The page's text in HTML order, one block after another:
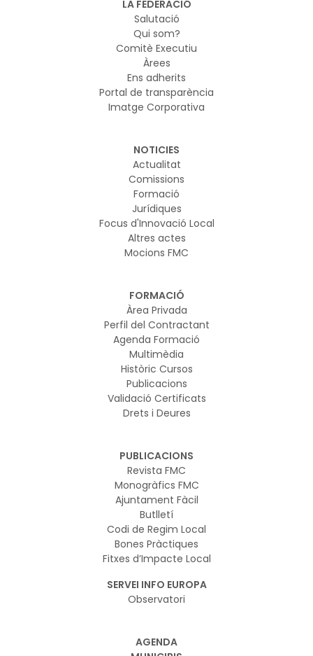
LA FEDERACIÓ
Salutació
Qui som?
Comitè Executiu
Àrees
Ens adherits
Portal de transparència
Imatge Corporativa
NOTICIES
Actualitat
Comissions
Formació
Jurídiques
Focus d'Innovació Local
Altres actes
Mocions FMC
FORMACIÓ
Àrea Privada
Perfil del Contractant
Agenda Formació
Multimèdia
Històric Cursos
Publicacions
Validació Certificats
Drets i Deures
PUBLICACIONS
Revista FMC
Monogràfics FMC
Ajuntament Fàcil
Butlletí
Codi de Regim Local
Bones Pràctiques
Fitxes d’Impacte Local
SERVEI INFO EUROPA
Observatori
AGENDA